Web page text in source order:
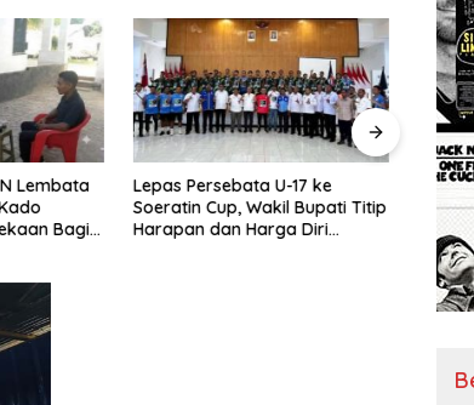
17 ke
Bupati Titip
Diri
Wakil Bupati Lembata: Al-
Qur’an dan Sunnah adalah
Landasan Peradaban Hadapi